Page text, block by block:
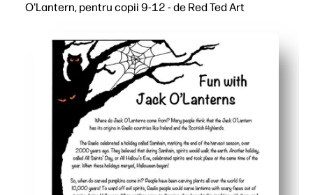
O'Lantern, pentru copii 9-12 - de Red Ted Art